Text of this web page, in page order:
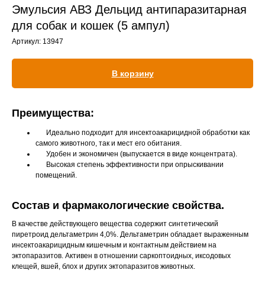
Лечение шиншилл
Вакцинация кроликов
Вакцинация хорьков
Эмульсия АВЗ Дельцид антипаразитарная
для собак и кошек (5 ампул)
Артикул: 13947
В корзину
Преимущества:
Идеально подходит для инсектоакарицидной обработки как
самого животного, так и мест его обитания.
Удобен и экономичен (выпускается в виде концентрата).
Высокая степень эффективности при опрыскивании
помещений.
Состав и фармакологические свойства.
В качестве действующего вещества содержит синтетический
пиретроид дельтаметрин 4,0%. Дельтаметрин обладает выраженным
инсектоакарицидным кишечным и контактным действием на
эктопаразитов. Активен в отношении саркоптоидных, иксодовых
клещей, вшей, блох и других эктопаразитов животных.